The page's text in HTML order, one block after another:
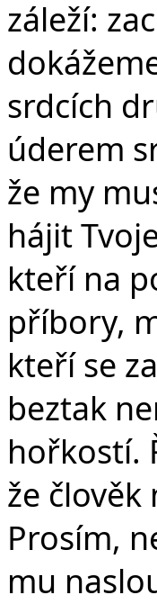
záleží:
srdcích
úderem
že my
hájit
kteří na
příbory,
kteří se
beztak
hořkostí.
že člověk
Prosím,
mu